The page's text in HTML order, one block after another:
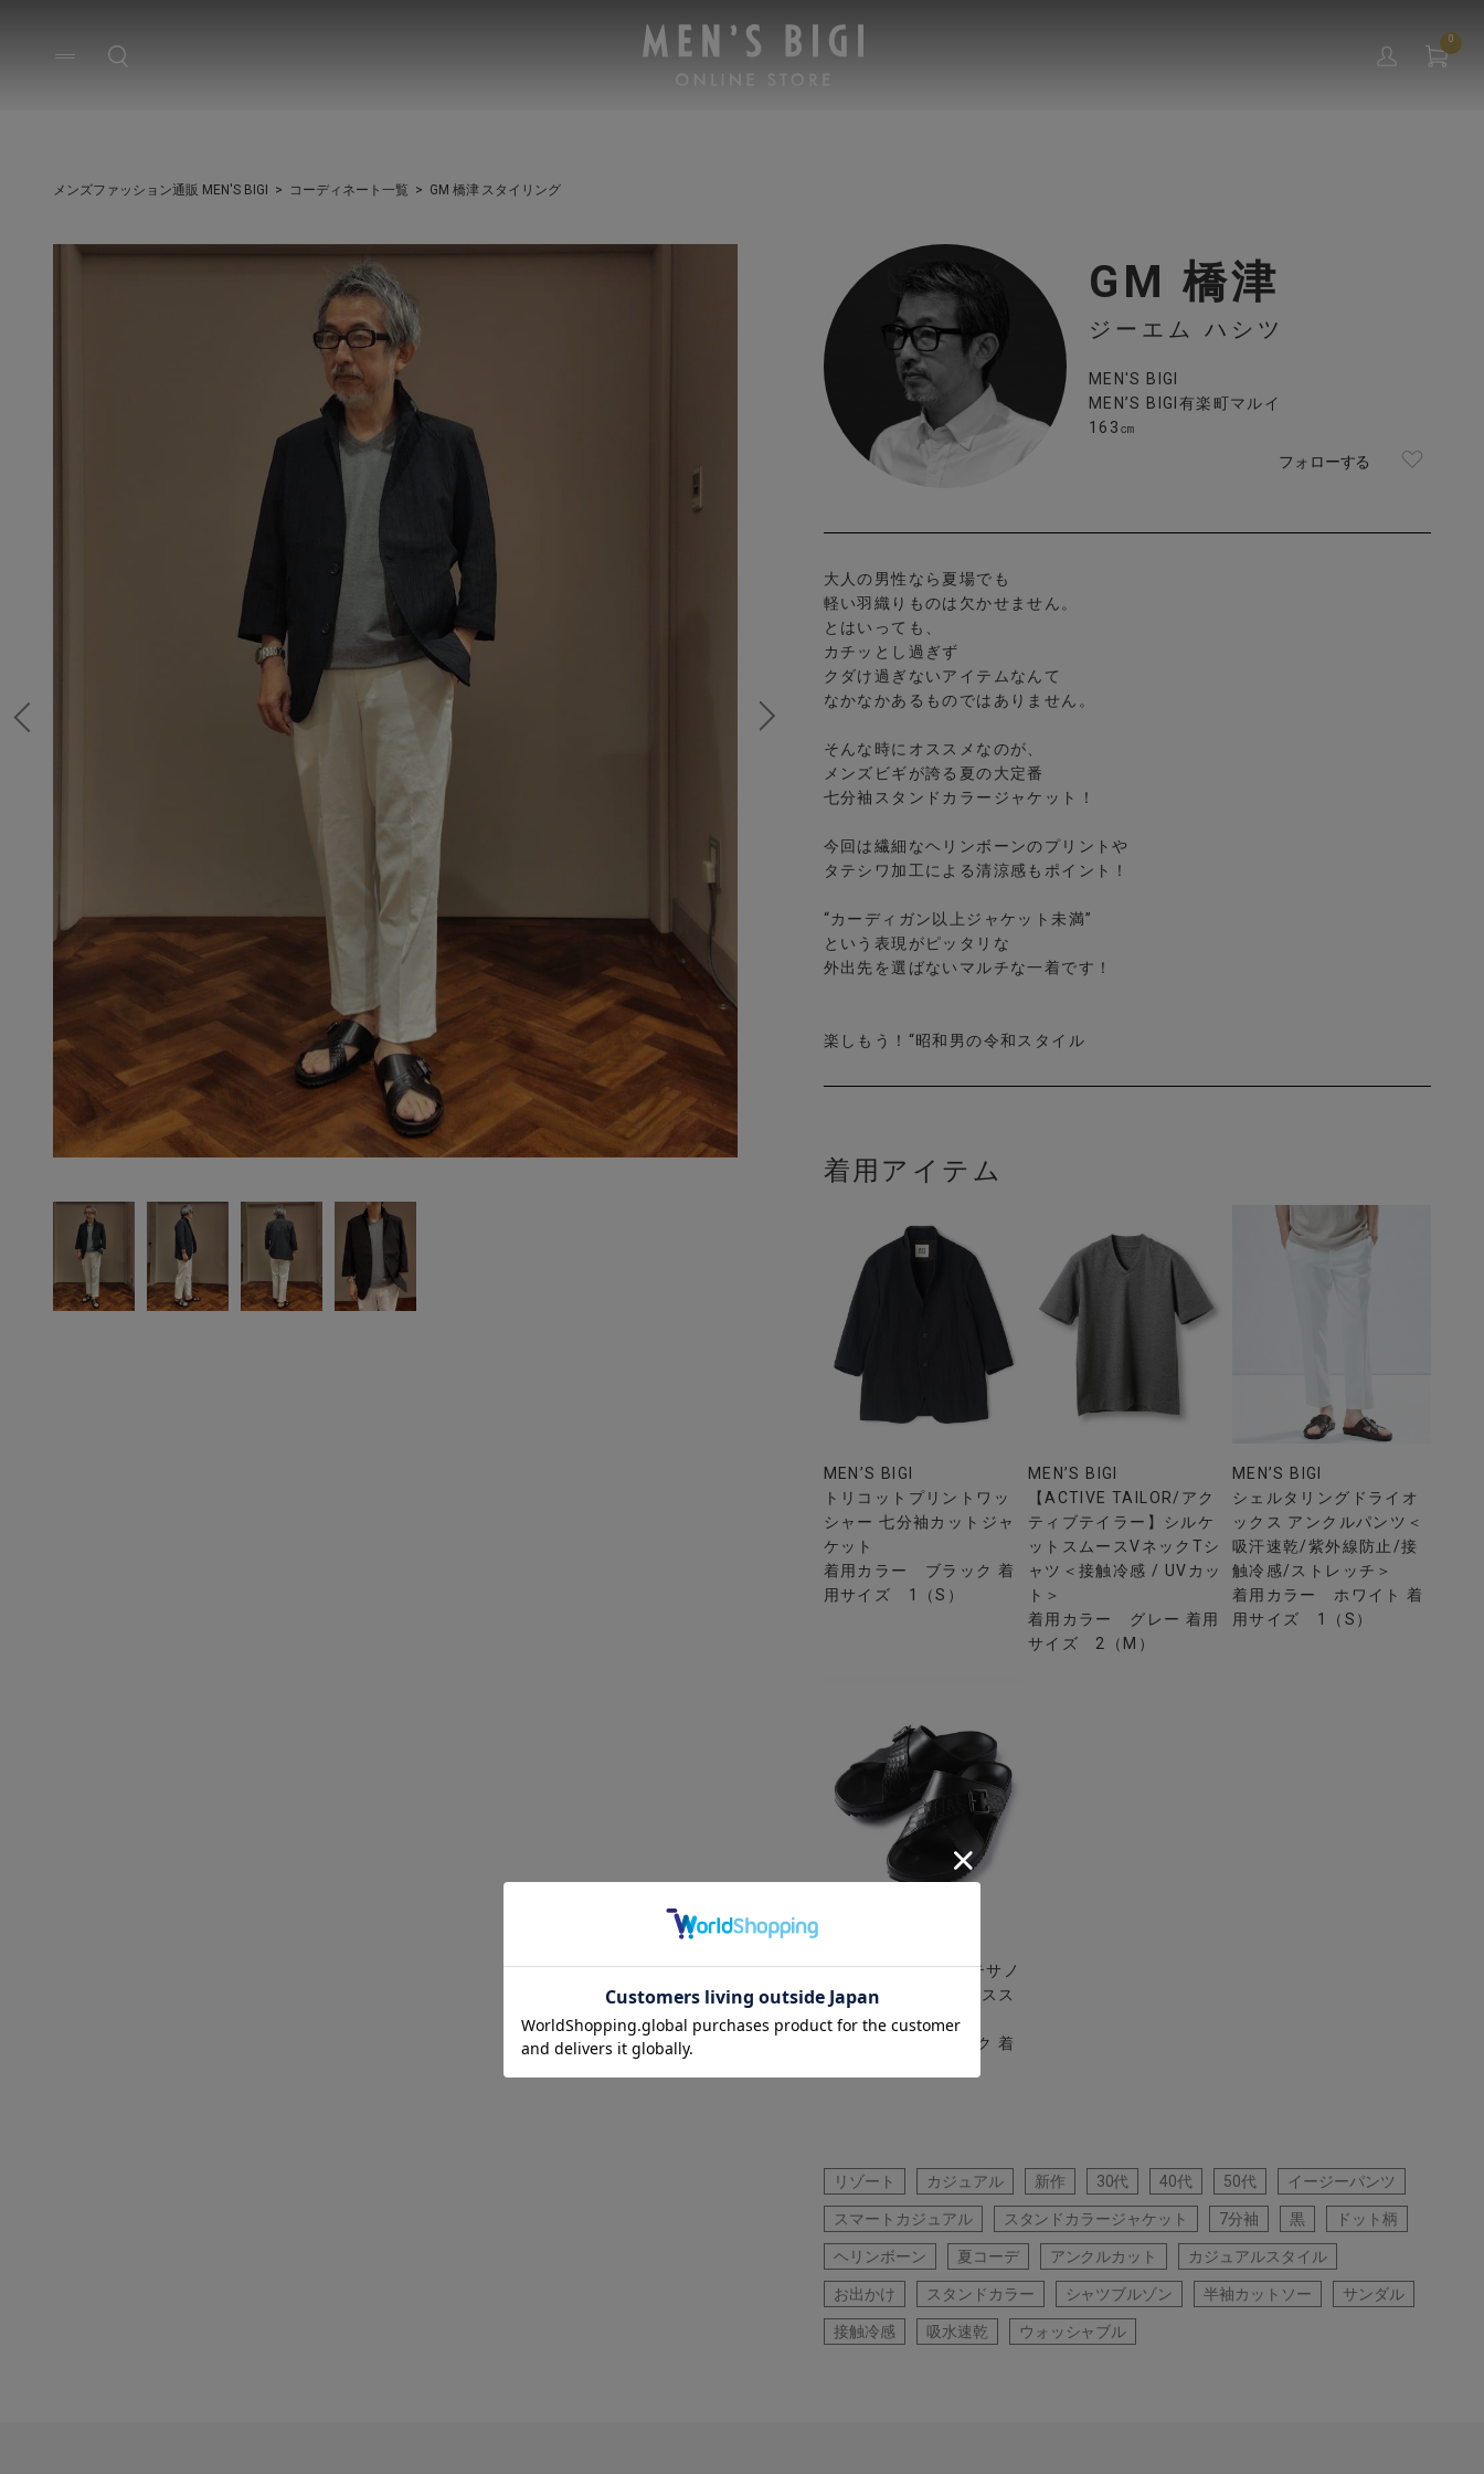
0
メンズファッション通販 MEN'S BIGI コーディネート一覧 GM 橋津 スタイリング
GM 橋津
ジーエム ハシツ
MEN'S BIGI
MEN’S BIGI有楽町マルイ
163㎝
フォローする
大人の男性なら夏場でも
軽い羽織りものは欠かせません。
とはいっても、
カチッとし過ぎず
クダけ過ぎないアイテムなんて
なかなかあるものではありません。
そんな時にオススメなのが、
メンズビギが誇る夏の大定番
七分袖スタンドカラージャケット！
今回は繊細なヘリンボーンのプリントや
タテシワ加工による清涼感もポイント！
“カーディガン以上ジャケット未満”
という表現がピッタリな
外出先を選ばないマルチな一着です！
楽しもう！“昭和男の令和スタイル
着用アイテム
MEN’S BIGI
トリコットプリントワッ
シャー 七分袖カットジャ
ケット
着用カラー ブラック 着
用サイズ 1（S）
MEN’S BIGI
【ACTIVE TAILOR/アク
ティブテイラー】シルケ
ットスムースVネックTシ
ャツ＜接触冷感 / UVカッ
ト＞
着用カラー グレー 着用
サイズ 2（M）
MEN’S BIGI
シェルタリングドライオ
ックス アンクルパンツ＜
吸汗速乾/紫外線防止/接
触冷感/ストレッチ＞
着用カラー ホワイト 着
用サイズ 1（S）
【Artesanos/アルテサノ
ス】別注 レザークロスス
トラップサンダル
着用カラー ブラック 着
リゾート カジュアル 新作 30代 40代 50代 イージーパンツ
スマートカジュアル スタンドカラージャケット 7分袖 黒 ドット柄
ヘリンボーン 夏コーデ アンクルカット カジュアルスタイル
お出かけ スタンドカラー シャツブルゾン 半袖カットソー サンダル
接触冷感 吸水速乾 ウォッシャブル